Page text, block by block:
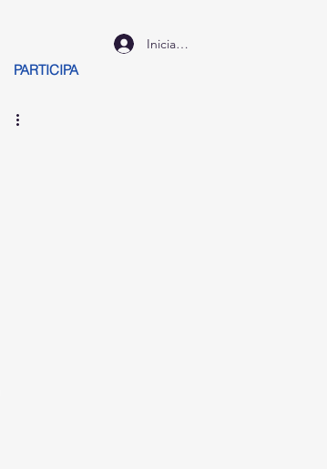
PARTICIPA
Iniciar sesión